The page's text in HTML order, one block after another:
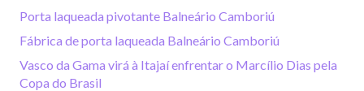
Porta laqueada pivotante Balneário Camboriú
Fábrica de porta laqueada Balneário Camboriú
Vasco da Gama virá à Itajaí enfrentar o Marcílio Dias pela
Copa do Brasil